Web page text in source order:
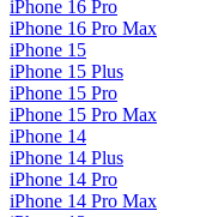
iPhone 16 Pro
iPhone 16 Pro Max
iPhone 15
iPhone 15 Plus
iPhone 15 Pro
iPhone 15 Pro Max
iPhone 14
iPhone 14 Plus
iPhone 14 Pro
iPhone 14 Pro Max